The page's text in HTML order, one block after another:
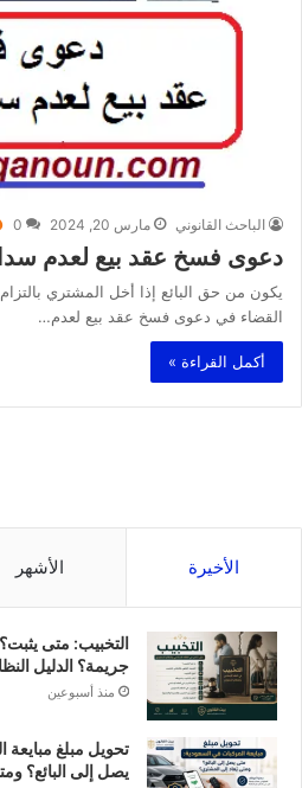
الباحث القانوني مارس 20, 2024 0
دعوى فسخ عقد بيع لعدم
يكون من حق البائع إذا أخل المشتري
القضاء في دعوى فسخ عقد بيع لعدم…
أكمل القراءة »
الأخيرة الأشهر
التخبيب: متى
جريمة؟ الدليل
منذ أسبوعين
تحويل مبلغ
يصل إلى البائع؟